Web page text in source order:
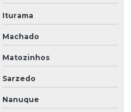
Iturama
Machado
Matozinhos
Sarzedo
Nanuque